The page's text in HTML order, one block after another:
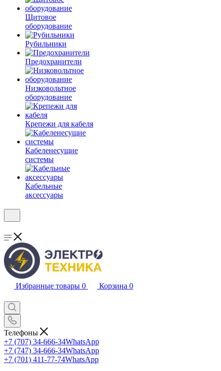
Щитовое
оборудование
Рубильники
Предохранители
Низковольтное
оборудование
Крепежи для кабеля
Кабеленесущие
системы
Кабельные
аксессуары
Избранные товары 0 Корзина 0
Телефоны
+7 (707) 34-666-34WhatsApp
+7 (747) 34-666-34WhatsApp
+7 (701) 411-77-74WhatsApp